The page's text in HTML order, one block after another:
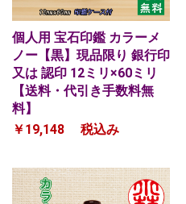
個人用 宝石印鑑 カラーメ
ノー【黒】現品限り 銀行印
又は 認印 12ミリ×60ミリ
【送料・代引き手数料無
料】
￥19,148
税込み